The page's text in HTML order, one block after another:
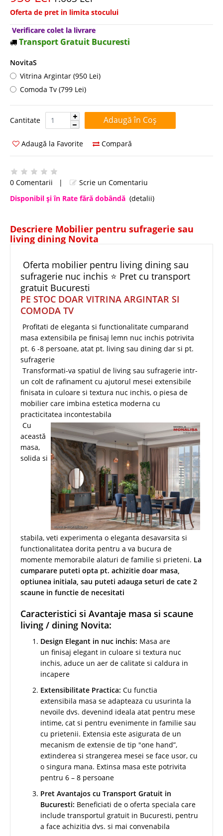
Oferta de pret in limita stocului
Verificare colet la livrare
Transport Gratuit Bucuresti
NovitaS
Vitrina Argintar (950 Lei)
Comoda Tv (799 Lei)
Cantitate Cantitate:
Adaugă la Favorite Compară
0 Comentarii |
Scrie un Comentariu
Disponibil şi în Rate fără dobândă (detalii)
Descriere Mobilier pentru sufragerie sau
living dining Novita
Oferta mobilier pentru living dining sau
sufragerie nuc inchis ⭐ Pret cu transport
gratuit Bucuresti
PE STOC DOAR VITRINA ARGINTAR SI
COMODA TV
Profitati de eleganta si functionalitate cumparand
masa extensibila pe finisaj lemn nuc inchis potrivita
pt. 6 -8 persoane, atat pt. living sau dining dar si pt.
sufragerie
Transformati-va spatiul de living sau sufragerie intr-
un colt de rafinament cu ajutorul mesei extensibile
finisata in culoare si textura nuc inchis, o piesa de
mobilier care imbina estetica moderna cu
practicitatea incontestabila
Cu
această
masa,
solida si
stabila, veti experimenta o eleganta desavarsita si
functionalitatea dorita pentru a va bucura de
momente memorabile alaturi de familie si prieteni. La
cumparare puteti opta pt. achizitie doar masa,
optiunea initiala, sau puteti adauga seturi de cate 2
scaune in functie de necesitati
Caracteristici si Avantaje masa si scaune
living / dining Novita:
Design Elegant in nuc inchis: Masa are
un finisaj elegant in culoare si textura nuc
inchis, aduce un aer de calitate si caldura in
incapere
Extensibilitate Practica: Cu functia
extensibila masa se adapteaza cu usurinta la
nevoile dvs. devenind ideala atat pentru mese
intime, cat si pentru evenimente in familie sau
cu prietenii. Extensia este asigurata de un
mecanism de extensie de tip "one hand”,
extinderea si strangerea mesei se face usor, cu
o singura mana. Extinsa masa este potrivita
pentru 6 – 8 persoane
Pret Avantajos cu Transport Gratuit in
Bucuresti: Beneficiati de o oferta speciala care
include transportul gratuit in Bucuresti, pentru
a face achizitia dvs. si mai convenabila